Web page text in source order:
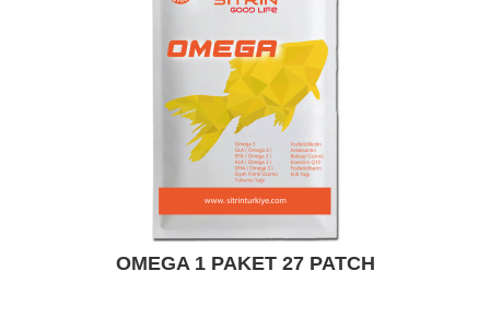
OMEGA 1 PAKET 27 PATCH